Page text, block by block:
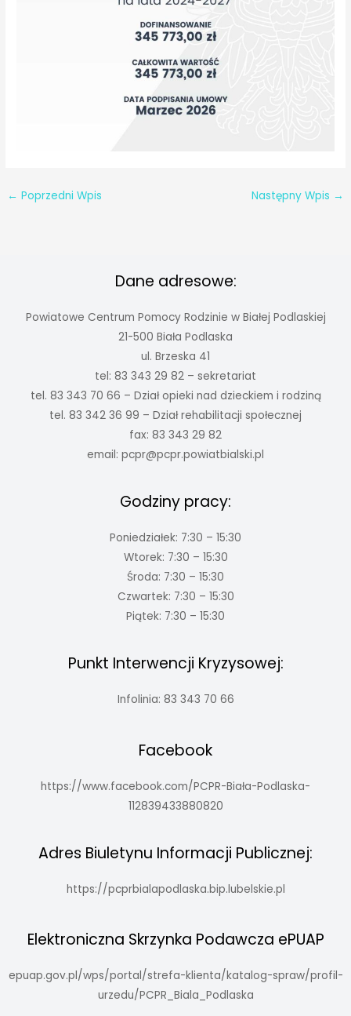
← Poprzedni Wpis Następny Wpis →
Dane adresowe:
Powiatowe Centrum Pomocy Rodzinie w Białej Podlaskiej
21-500 Biała Podlaska
ul. Brzeska 41
tel: 83 343 29 82 – sekretariat
tel. 83 343 70 66 – Dział opieki nad dzieckiem i rodziną
tel. 83 342 36 99 – Dział rehabilitacji społecznej
fax: 83 343 29 82
email: pcpr@pcpr.powiatbialski.pl
Godziny pracy:
Poniedziałek: 7:30 – 15:30
Wtorek: 7:30 – 15:30
Środa: 7:30 – 15:30
Czwartek: 7:30 – 15:30
Piątek: 7:30 – 15:30
Punkt Interwencji Kryzysowej:
Infolinia: 83 343 70 66
Facebook
https://www.facebook.com/PCPR-Biała-Podlaska-
112839433880820
Adres Biuletynu Informacji Publicznej:
https://pcprbialapodlaska.bip.lubelskie.pl
Elektroniczna Skrzynka Podawcza ePUAP
epuap.gov.pl/wps/portal/strefa-klienta/katalog-spraw/profil-
urzedu/PCPR_Biala_Podlaska